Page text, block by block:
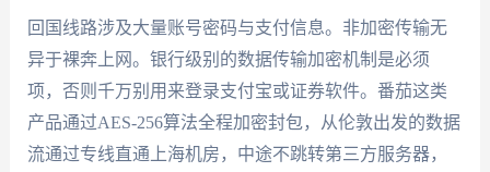
回国线路涉及大量账号密码与支付信息。非加密传输无
异于裸奔上网。银行级别的数据传输加密机制是必须
项，否则千万别用来登录支付宝或证券软件。番茄这类
产品通过AES-256算法全程加密封包，从伦敦出发的数据
流通过专线直通上海机房，中途不跳转第三方服务器，